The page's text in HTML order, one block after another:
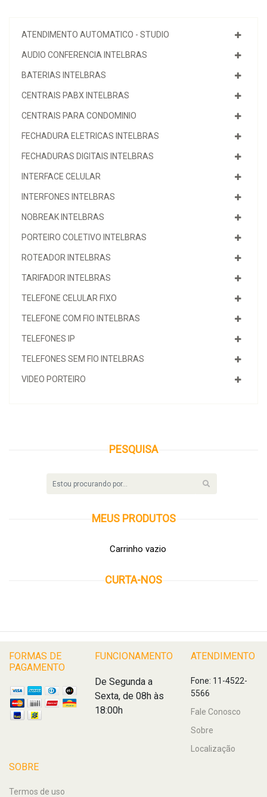
ATENDIMENTO AUTOMATICO - STUDIO
AUDIO CONFERENCIA INTELBRAS
BATERIAS INTELBRAS
CENTRAIS PABX INTELBRAS
CENTRAIS PARA CONDOMINIO
FECHADURA ELETRICAS INTELBRAS
FECHADURAS DIGITAIS INTELBRAS
INTERFACE CELULAR
INTERFONES INTELBRAS
NOBREAK INTELBRAS
PORTEIRO COLETIVO INTELBRAS
ROTEADOR INTELBRAS
TARIFADOR INTELBRAS
TELEFONE CELULAR FIXO
TELEFONE COM FIO INTELBRAS
TELEFONES IP
TELEFONES SEM FIO INTELBRAS
VIDEO PORTEIRO
PESQUISA
MEUS PRODUTOS
Carrinho vazio
CURTA-NOS
FORMAS DE
PAGAMENTO
FUNCIONAMENTO
De Segunda a
Sexta, de 08h às
18:00h
ATENDIMENTO
Fone: 11-4522-
5566
Fale Conosco
Sobre
Localização
SOBRE
Termos de uso